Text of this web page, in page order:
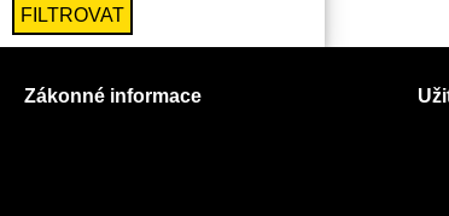
FILTROVAT
Zákonné informace